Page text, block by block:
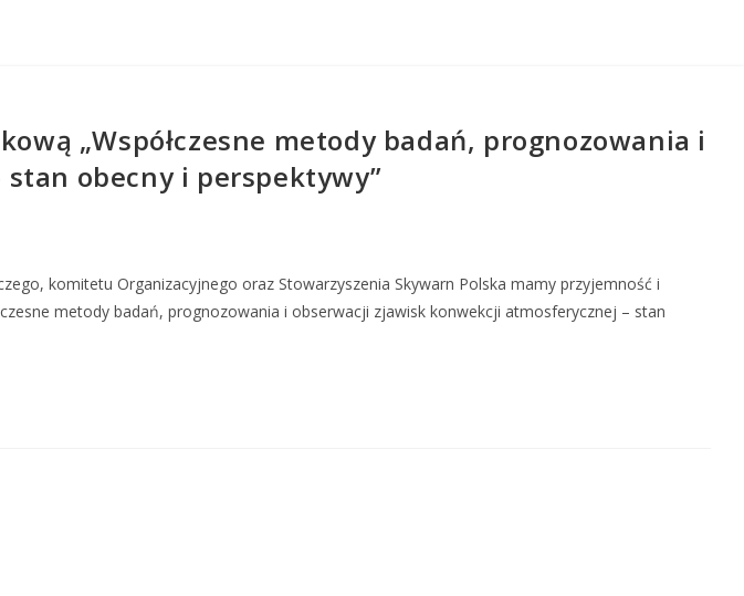
„Współczesne metody badań, prognozowania i
obecny i perspektywy”
komitetu Organizacyjnego oraz Stowarzyszenia Skywarn Polska mamy przyjemność i
metody badań, prognozowania i obserwacji zjawisk konwekcji atmosferycznej – stan